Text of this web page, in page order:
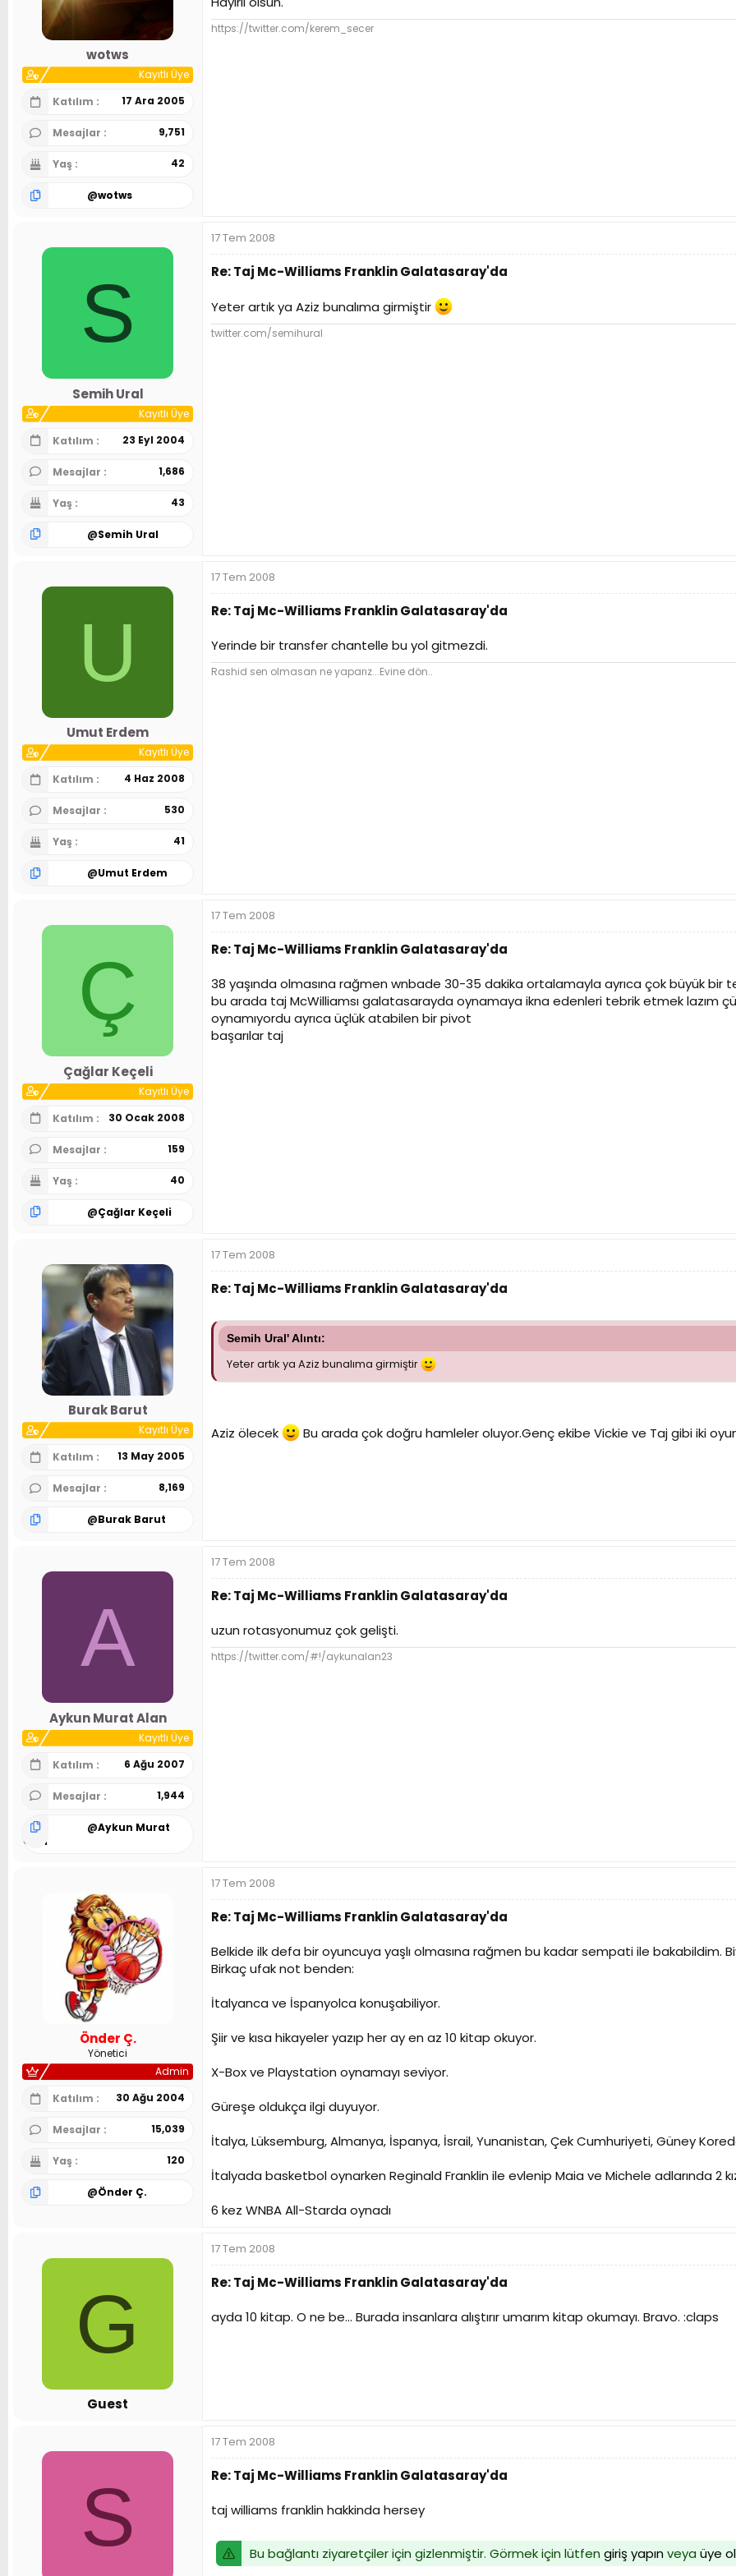
h
wotws
Kayıtlı Üye
Katılım
17 Ara 2005
Mesajlar 9,751
Yaş 42
@wotws
https://twitter.com/kerem_secer
S
Semih Ural
Kayıtlı Üye
Katılım
23 Eyl 2004
Mesajlar 1,686
Yaş 43
@Semih Ural
17 Tem 2008
Re: Taj Mc-Williams Franklin Galatasaray'da
Yeter artık ya Aziz bunalıma girmiştir
twitter.com/semihural
U
Umut Erdem
Kayıtlı Üye
Katılım
4 Haz 2008
Mesajlar 530
Yaş 41
@Umut Erdem
17 Tem 2008
Re: Taj Mc-Williams Franklin Galatasaray'da
Yerinde bir transfer chantelle bu yol gitmezdi.
Rashid sen olmasan ne yaparız...Evine dön..
Ç
Çağlar Keçeli
Kayıtlı Üye
Katılım
30 Ocak 2008
Mesajlar 159
Yaş 40
@Çağlar Keçeli
17 Tem 2008
Re: Taj Mc-Williams Franklin Galatasaray'da
38 yaşında olmasına rağmen wnbade 30-35 dakika ortalamayla ayrıca çok büyük bir
bu arada taj McWilliamsı galatasarayda oynamaya ikna edenleri tebrik etmek lazım
oynamıyordu ayrıca üçlük atabilen bir pivot
başarılar taj
Burak Barut
Kayıtlı Üye
Katılım
13 May 2005
Mesajlar 8,169
@Burak Barut
17 Tem 2008
Re: Taj Mc-Williams Franklin Galatasaray'da
Semih Ural' Alıntı:
Yeter artık ya Aziz bunalıma girmiştir
Aziz ölecek Bu arada çok doğru hamleler oluyor.Genç ekibe Vickie ve Taj gibi iki
A
Aykun Murat Alan
Kayıtlı Üye
Katılım
6 Ağu 2007
Mesajlar 1,944
@Aykun Murat
Alan
17 Tem 2008
Re: Taj Mc-Williams Franklin Galatasaray'da
uzun rotasyonumuz çok gelişti.
https://twitter.com/#!/aykunalan23
Önder Ç.
Yönetici
Admin
Katılım
30 Ağu 2004
Mesajlar 15,039
Yaş 120
@Önder Ç.
17 Tem 2008
Re: Taj Mc-Williams Franklin Galatasaray'da
Belkide ilk defa bir oyuncuya yaşlı olmasına rağmen bu kadar sempati ile bakabildim.
Birkaç ufak not benden:
İtalyanca ve İspanyolca konuşabiliyor.
Şiir ve kısa hikayeler yazıp her ay en az 10 kitap okuyor.
X-Box ve Playstation oynamayı seviyor.
Güreşe oldukça ilgi duyuyor.
İtalya, Lüksemburg, Almanya, İspanya, İsrail, Yunanistan, Çek Cumhuriyeti, Güney
İtalyada basketbol oynarken Reginald Franklin ile evlenip Maia ve Michele adlarında 2
6 kez WNBA All-Starda oynadı
G
Guest
17 Tem 2008
Re: Taj Mc-Williams Franklin Galatasaray'da
ayda 10 kitap. O ne be... Burada insanlara alıştırır umarım kitap okumayı. Bravo. :claps
S
17 Tem 2008
Re: Taj Mc-Williams Franklin Galatasaray'da
taj williams franklin hakkinda hersey
Bu bağlantı ziyaretçiler için gizlenmiştir. Görmek için lütfen giriş yapınveya üye